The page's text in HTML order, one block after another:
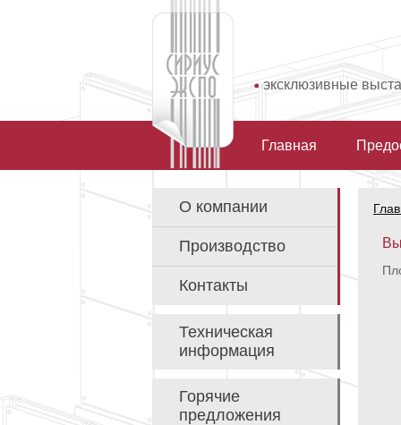
эксклюзивные
Главная
О компании
Производство
Контакты
Техническая
информация
Горячие
предложения